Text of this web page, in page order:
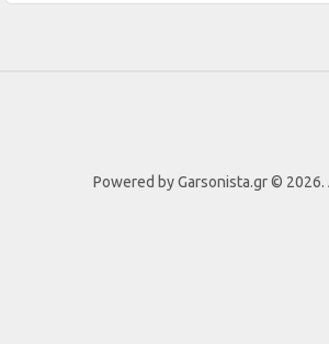
Powered by Garsonista.gr © 2026.